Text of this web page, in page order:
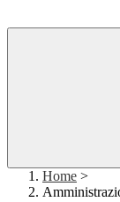
Home >